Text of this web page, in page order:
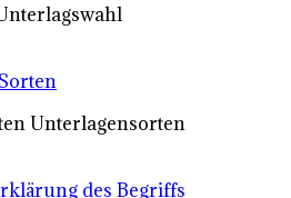
Unterlagensorten
des Begriffs